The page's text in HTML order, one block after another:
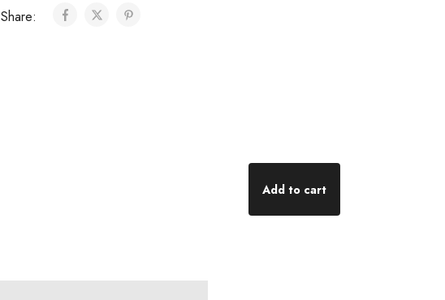
Share:
Add to cart